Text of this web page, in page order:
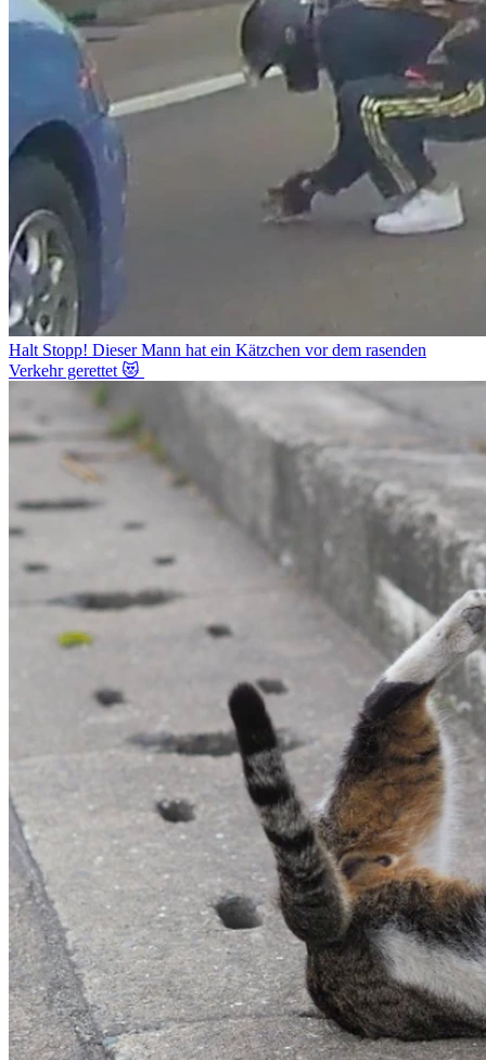
Halt Stopp! Dieser Mann hat ein Kätzchen vor dem rasenden
Verkehr gerettet 😻